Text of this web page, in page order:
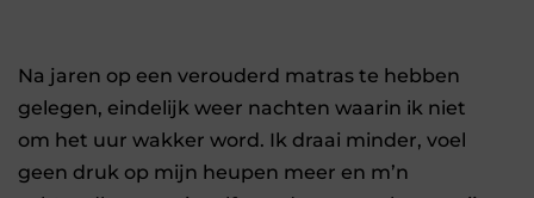
Na jaren op een verouderd matras te hebben
gelegen, eindelijk weer nachten waarin ik niet
om het uur wakker word. Ik draai minder, voel
geen druk op mijn heupen meer en m’n